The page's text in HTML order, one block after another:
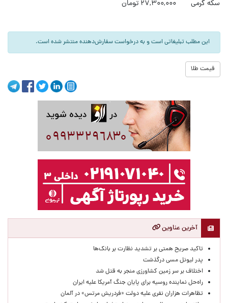
سکه گرمی
۲۷,۳۰۰,۰۰۰ تومان
این مطلب تبلیغاتی است و به درخواست سفارش‌دهنده منتشر شده است.
قیمت طلا
آخرین عناوین
تاکید صریح همتی بر تشدید نظارت بر بانک‌ها
پدر لیونل مسی درگذشت
اختلاف بر سر زمین کشاورزی منجر به قتل شد
راه‌حل نماینده روسیه برای پایان جنگ آمریکا علیه ایران
تظاهرات هزاران نفری علیه دولت «فردریش مرتس» در آلمان